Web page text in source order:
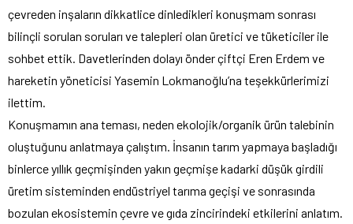
çevreden inşaların dikkatlice dinledikleri konuşmam sonrası
bilinçli sorulan soruları ve talepleri olan üretici ve tüketiciler ile
sohbet ettik. Davetlerinden dolayı önder çiftçi Eren Erdem ve
hareketin yöneticisi Yasemin Lokmanoğlu’na teşekkürlerimizi
ilettim.
Konuşmamın ana teması, neden ekolojik/organik ürün talebinin
oluştuğunu anlatmaya çalıştım. İnsanın tarım yapmaya başladığı
binlerce yıllık geçmişinden yakın geçmişe kadarki düşük girdili
üretim sisteminden endüstriyel tarıma geçişi ve sonrasında
bozulan ekosistemin çevre ve gıda zincirindeki etkilerini anlatım.